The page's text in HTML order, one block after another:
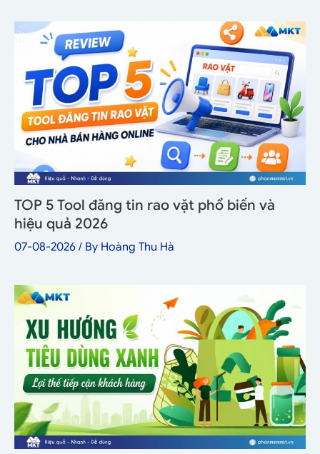
TOP 5 Tool đăng tin rao vặt phổ biến và
hiệu quả 2026
07-08-2026 / By Hoàng Thu Hà